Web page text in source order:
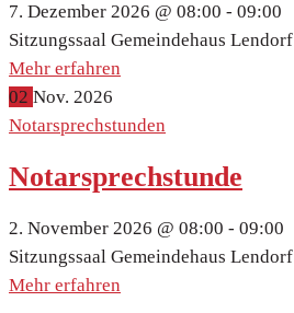
7. Dezember 2026 @ 08:00 - 09:00
Sitzungssaal Gemeindehaus Lendorf
Mehr erfahren
02 Nov. 2026
Notarsprechstunden
Notarsprechstunde
2. November 2026 @ 08:00 - 09:00
Sitzungssaal Gemeindehaus Lendorf
Mehr erfahren